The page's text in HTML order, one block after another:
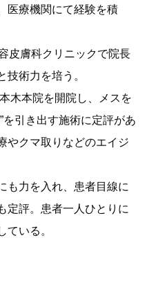
医療機関にて経験を積
皮膚科クリニックで院長
技術力を培う。
木本院を開院し、メスを
を引き出す施術に定評があ
やクマ取りなどのエイジ
も力を入れ、患者目線に
定評。患者一人ひとりに
ている。